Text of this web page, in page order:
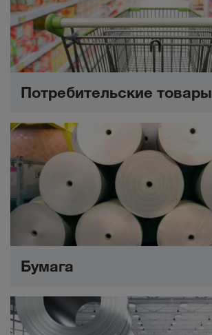
Потребительские товары
Бумага